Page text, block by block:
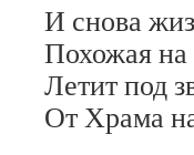
И снова
Похожая на
Летит под
От Храма